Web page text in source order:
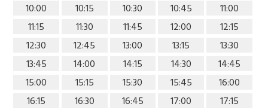
10:00
10:15 10:30 10:45
11:00
11:15
11:30 11:45 12:00
12:15
12:30
12:45 13:00 13:15
13:30
13:45
14:00 14:15 14:30
14:45
15:00
15:15 15:30 15:45
16:00
16:15
16:30 16:45 17:00
17:15